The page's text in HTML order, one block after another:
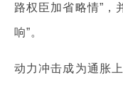
路权臣加省略情”，
响”。
动力冲击成为通胀